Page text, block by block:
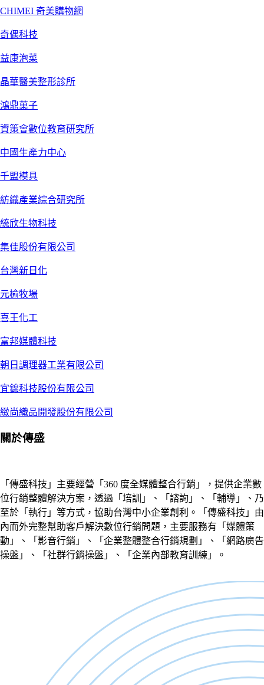
CHIMEI 奇美購物網
奇偶科技
益康泡菜
晶華醫美整形診所
鴻鼎菓子
資策會數位教育研究所
中國生產力中心
千盟模具
紡織產業綜合研究所
統欣生物科技
集佳股份有限公司
台灣新日化
元榆牧場
喜王化工
富邦媒體科技
朝日調理器工業有限公司
宜錦科技股份有限公司
緻尚織品開發股份有限公司
關於傳盛
「傳盛科技」主要經營「360 度全媒體整合行銷」，提供企業數
位行銷整體解決方案，透過「培訓」、「諮詢」、「輔導」、乃
至於「執行」等方式，協助台灣中小企業創利。「傳盛科技」由
內而外完整幫助客戶解決數位行銷問題，主要服務有「媒體策
動」、「影音行銷」、「企業整體整合行銷規劃」、「網路廣告
操盤」、「社群行銷操盤」、「企業內部教育訓練」。